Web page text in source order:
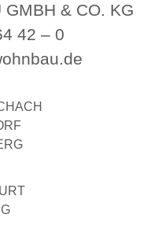
& CO. KG
42 – 0